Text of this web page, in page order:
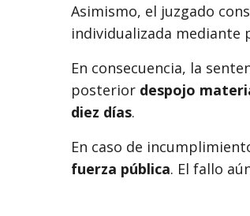
Asimismo, el juzgado
individualizada mediante
En consecuencia, la
posterior despojo
diez días.
En caso de
fuerza pública. El fallo